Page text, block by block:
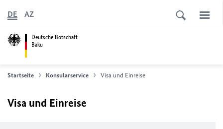
Deutsche Botschaft
Baku
DE AZ
Startseite Konsularservice Visa und Einreise
Visa und Einreise